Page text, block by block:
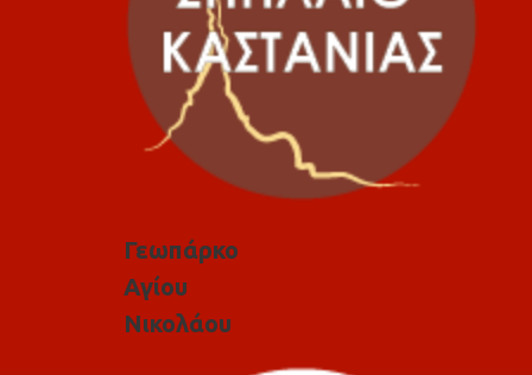
Γεωπάρκο
Αγίου
Νικολάου